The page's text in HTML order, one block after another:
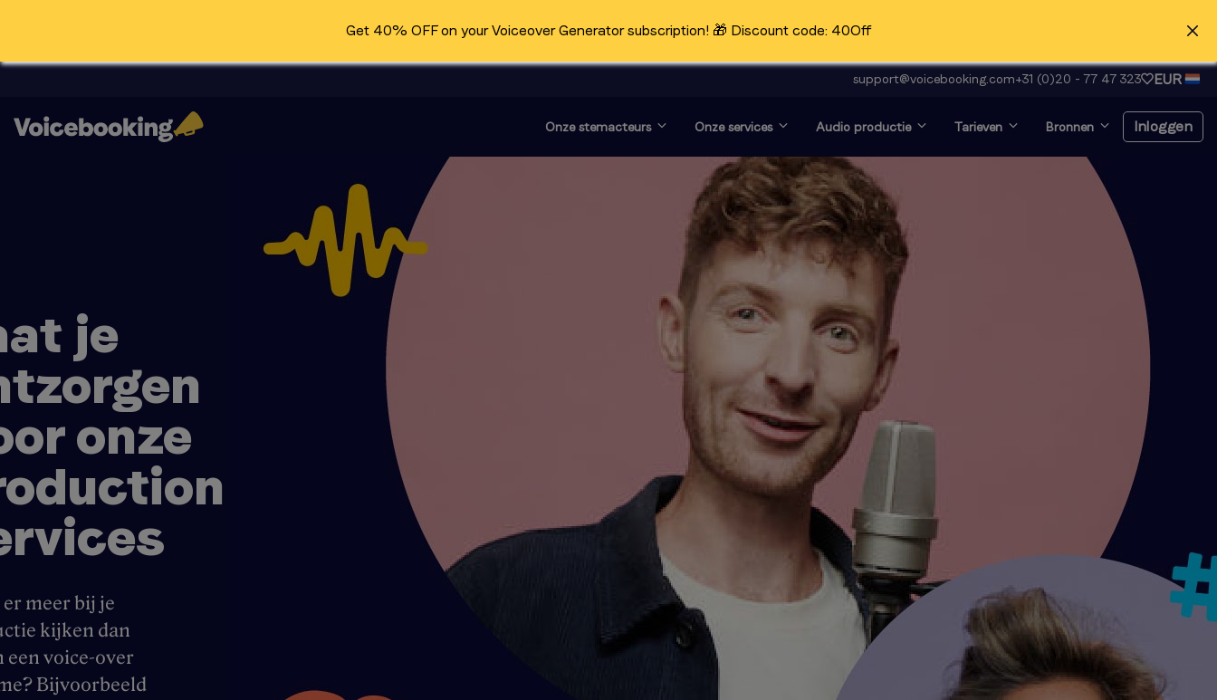
Get 40% OFF on your Voiceover Generator subscription! 🎁 Discount code: 40Off
support@voicebooking.com+31 (0)20 - 77 47 323 EUR
Onze stemacteurs Onze services Audio productie Tarieven Bronnen Inloggen
Inloggen
Registreer gratis
Voice-over en op zoek
Klik hier
je
onze
meer bij je
kijken dan
een voice-over
Bijvoorbeeld